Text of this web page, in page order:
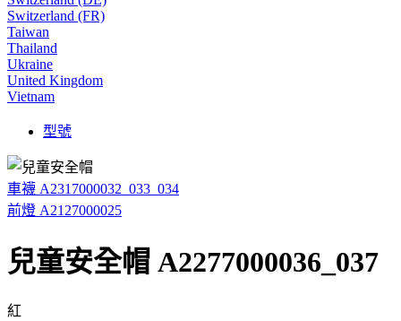
Switzerland (FR)
Taiwan
Thailand
Ukraine
United Kingdom
Vietnam
型號
車襪 A2317000032_033_034
前燈 A2127000025
兒童安全帽 A2277000036_037
紅